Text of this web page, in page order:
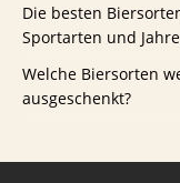
Die besten
Sportarten und
Welche Biersorten
ausgeschenkt?